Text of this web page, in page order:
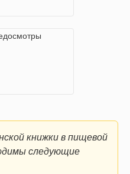
книжки в пищевой
следующие